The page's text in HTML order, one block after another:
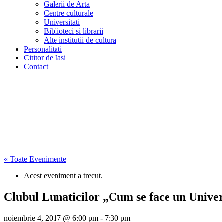
Galerii de Arta
Centre culturale
Universitati
Biblioteci si librarii
Alte institutii de cultura
Personalitati
Cititor de Iasi
Contact
« Toate Evenimente
Acest eveniment a trecut.
Clubul Lunaticilor „Cum se face un
noiembrie 4, 2017 @ 6:00 pm - 7:30 pm